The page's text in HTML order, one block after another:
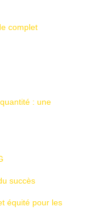
: une
succès
équité pour les
complet